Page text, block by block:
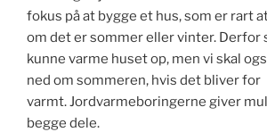
fokus på at bygge et hus, som er rart
om det er sommer eller vinter. Derfor
kunne varme huset op, men vi skal
ned om sommeren, hvis det bliver for
varmt. Jordvarmeboringerne giver
begge dele.